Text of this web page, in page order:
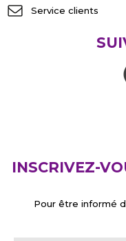
Service clients
INSCRIVEZ-
Pour être informé